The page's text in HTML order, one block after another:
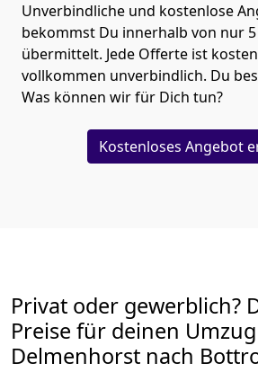
Unverbindliche und kostenlose
bekommst Du innerhalb von nur 5
übermittelt. Jede Offerte ist
vollkommen unverbindlich. Du
Was können wir für Dich tun?
Kostenloses Angebot
Privat oder gewerblich?
Preise für deinen
Delmenhorst nach